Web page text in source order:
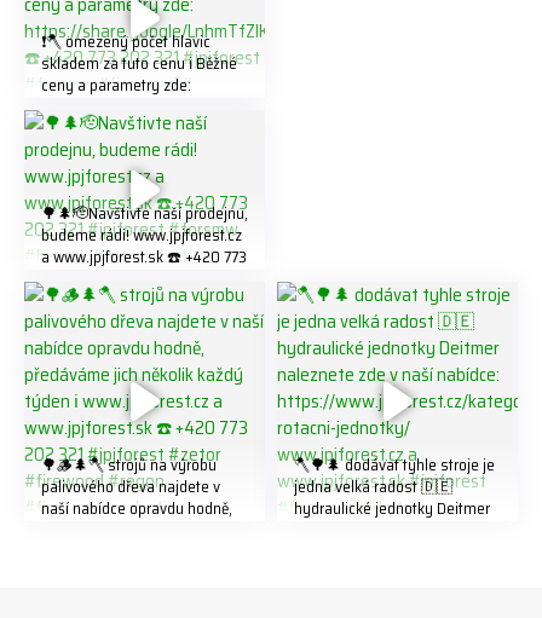
❗️🪓 omezený počet hlavic
skladem za tuto cenu ℹ️ Běžné
ceny a parametry zde:
https://share.google/LnhmTfZl
K8W5t7i6o ☎️ +420 773 202
321 #jpjforest #forsmw
#firewood #
🌳🌲🫡Navštivte naší prodejnu,
budeme rádi! www.jpjforest.cz
a www.jpjforest.sk ☎️ +420 773
202 321 #jpjforest #forsmw
#biojack #regon #vahvajussi
🌳🪵🌲🪓 strojů na výrobu
palivového dřeva najdete v
naší nabídce opravdu hodně,
🪓🌳🌲 dodávat tyhle stroje je
jedna velká radost 🇩🇪
hydraulické jednotky Deitmer